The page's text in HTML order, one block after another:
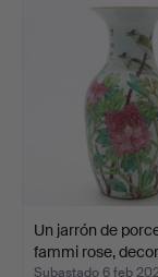
Un jarrón de
fammi rose,
Subastado 6 feb